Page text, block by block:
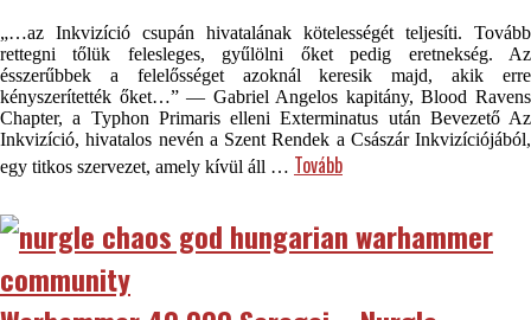
„…az Inkvizíció csupán hivatalának kötelességét teljesíti. Tovább
rettegni tőlük felesleges, gyűlölni őket pedig eretnekség. Az
ésszerűbbek a felelősséget azoknál keresik majd, akik erre
kényszerítették őket…” — Gabriel Angelos kapitány, Blood Ravens
Chapter, a Typhon Primaris elleni Exterminatus után Bevezető Az
Inkvizíció, hivatalos nevén a Szent Rendek a Császár Inkvizíciójából,
egy titkos szervezet, amely kívül áll … Tovább